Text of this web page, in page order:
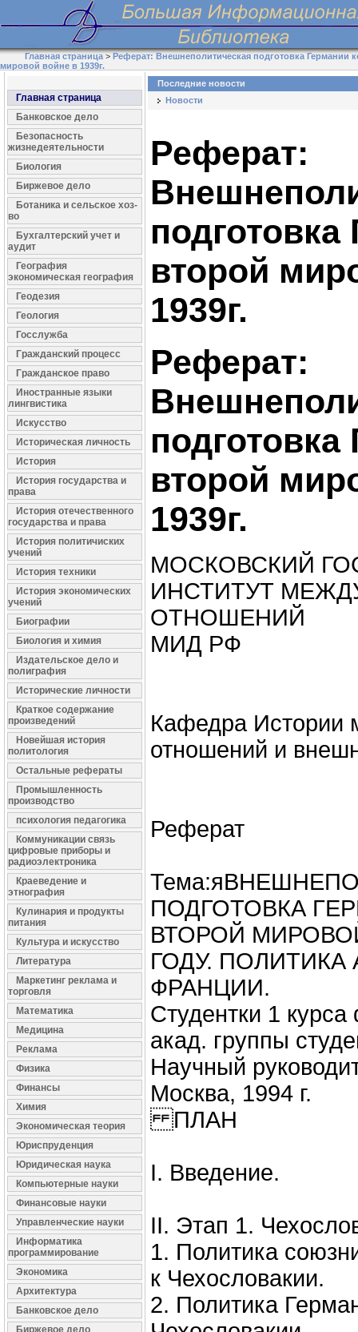
Главная страница>Реферат: Внешнеполитическая подготовка Германии
мировой войне в 1939г.
Главная страница
Банковское дело
Безопасность
жизнедеятельности
Биология
Биржевое дело
Ботаника и сельское хоз-
во
Бухгалтерский учет и
аудит
География
экономическая география
Геодезия
Геология
Госслужба
Гражданский процесс
Гражданское право
Иностранные языки
лингвистика
Искусство
Историческая личность
История
История государства и
права
История отечественного
государства и права
История политичиских
учений
История техники
История экономических
учений
Биографии
Биология и химия
Издательское дело и
полиграфия
Исторические личности
Краткое содержание
произведений
Новейшая история
политология
Остальные рефераты
Промышленность
производство
психология педагогика
Коммуникации связь
цифровые приборы и
радиоэлектроника
Краеведение и
этнография
Кулинария и продукты
питания
Культура и искусство
Литература
Маркетинг реклама и
торговля
Математика
Медицина
Реклама
Физика
Финансы
Химия
Экономическая теория
Юриспруденция
Юридическая наука
Компьютерные науки
Финансовые науки
Управленческие науки
Информатика
программирование
Экономика
Архитектура
Банковское дело
Биржевое дело
Последние новости
Новости
Реферат:
второй
1939г.
Реферат:
второй
1939г.
МОСКОВСКИЙ
ИНСТИТУТ
ОТНОШЕНИЙ
МИД РФ
Кафедра Истории
отношений и
Реферат
ПОДГОТОВКА
ВТОРОЙ
ГОДУ. ПОЛИТИКА
ФРАНЦИИ.
Студентки 1
акад. группы
Научный
Москва, 1994 г.
ПЛАН
I. Введение.
II. Этап 1.
1. Политика
к Чехословакии.
2. Политика